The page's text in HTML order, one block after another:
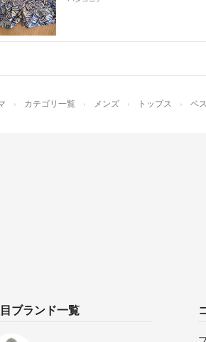
カテゴリ一覧 メンズ トップス ベ
ブランド一覧